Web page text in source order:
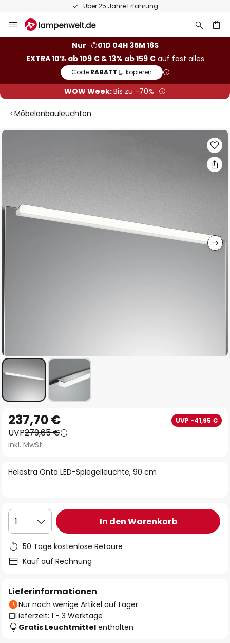
Über 25 Jahre Erfahrung
Inhalt
Nur
01D 04H 35M 15S
EXTRA 10% ab 109 € & 13% ab 159 €auf fast alles
Code:RABATT kopieren
WOW Week:Bis zu -70%
Möbelanbauleuchten
Zum
springen
Anfang
der
Bildgalerie
Helestra Onta LED-Spiegelleuchte, 90 cm
237,70 € UVP -41,95 €
UVP279,65 €
inkl. MwSt.
1 In den Warenkorb
50 Tage kostenlose Retoure
Kauf auf Rechnung
Lieferinformationen
Nur noch wenige Artikel auf Lager
Lieferzeit: 1 - 3 Werktage
Gratis Leuchtmittel enthalten